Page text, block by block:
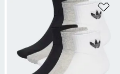
Dodaj do listy życzeń